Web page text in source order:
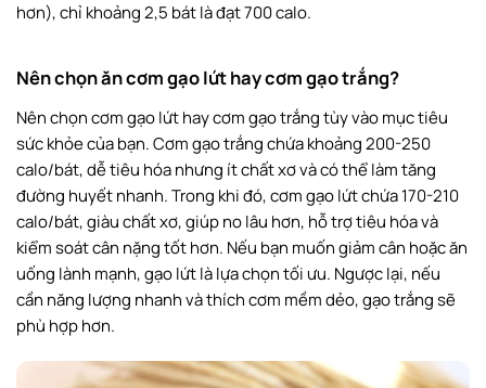
hơn), chỉ khoảng 2,5 bát là đạt 700 calo.
Nên chọn ăn cơm gạo lứt hay cơm gạo trắng?
Nên chọn cơm gạo lứt hay cơm gạo trắng tùy vào mục tiêu
sức khỏe của bạn. Cơm gạo trắng chứa khoảng 200-250
calo/bát, dễ tiêu hóa nhưng ít chất xơ và có thể làm tăng
đường huyết nhanh. Trong khi đó, cơm gạo lứt chứa 170-210
calo/bát, giàu chất xơ, giúp no lâu hơn, hỗ trợ tiêu hóa và
kiểm soát cân nặng tốt hơn. Nếu bạn muốn giảm cân hoặc ăn
uống lành mạnh, gạo lứt là lựa chọn tối ưu. Ngược lại, nếu
cần năng lượng nhanh và thích cơm mềm dẻo, gạo trắng sẽ
phù hợp hơn.